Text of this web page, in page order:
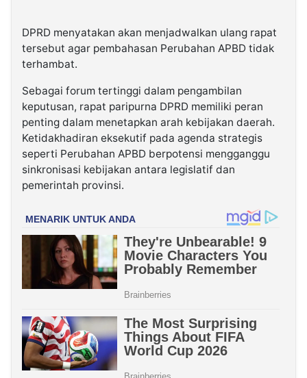
DPRD menyatakan akan menjadwalkan ulang rapat
tersebut agar pembahasan Perubahan APBD tidak
terhambat.
Sebagai forum tertinggi dalam pengambilan
keputusan, rapat paripurna DPRD memiliki peran
penting dalam menetapkan arah kebijakan daerah.
Ketidakhadiran eksekutif pada agenda strategis
seperti Perubahan APBD berpotensi mengganggu
sinkronisasi kebijakan antara legislatif dan
pemerintah provinsi.